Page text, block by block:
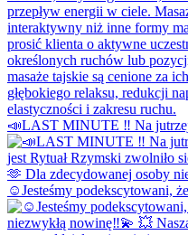
📣LAST MINUTE ‼️ Na
☺️Jesteśmy podekscytowani,